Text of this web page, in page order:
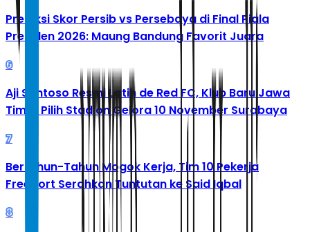
Prediksi Skor Persib vs Persebaya di Final Piala
Presiden 2026: Maung Bandung Favorit Juara
6
Aji Santoso Resmi Latih de Red FC, Klub Baru Jawa
Timur Pilih Stadion Gelora 10 November Surabaya
7
Bertahun-Tahun Mogok Kerja, Tim 10 Pekerja
Freeport Serahkan Tuntutan ke Said Iqbal
8